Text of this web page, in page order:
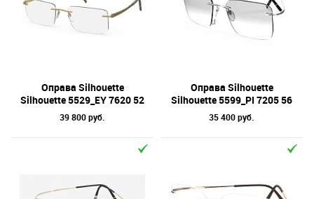
Оправа Silhouette
Silhouette 5529_EY 7620 52
39 800 руб.
Оправа Silhouette
Silhouette 5599_PI 7205 56
35 400 руб.